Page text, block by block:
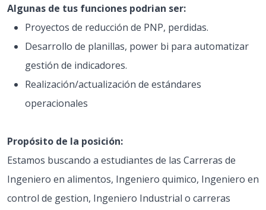
Algunas de tus funciones podrian ser:
Proyectos de reducción de PNP, perdidas.
Desarrollo de planillas, power bi para automatizar
gestión de indicadores.
Realización/actualización de estándares
operacionales
Propósito de la posición:
Estamos buscando a estudiantes de las Carreras de
Ingeniero en alimentos, Ingeniero quimico, Ingeniero en
control de gestion, Ingeniero Industrial o carreras